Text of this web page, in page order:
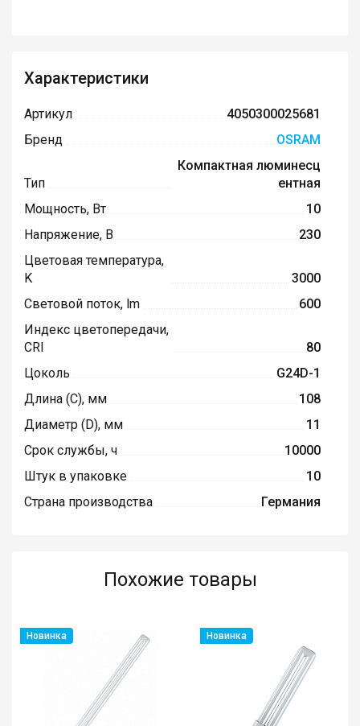
Характеристики
Артикул
4050300025681
Бренд
OSRAM
Тип
Компактная люминесц
ентная
Мощность, Вт
10
Напряжение, В
230
Цветовая температура,
K
3000
Световой поток, lm
600
Индекс цветопередачи,
CRI
80
Цоколь
G24D-1
Длина (C), мм
108
Диаметр (D), мм
11
Срок службы, ч
10000
Штук в упаковке
10
Страна производства
Германия
Похожие товары
Новинка Новинка